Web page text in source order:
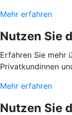
Mehr erfahren
Nutzen Sie
Erfahren Sie mehr
Privatkundinnen
Mehr erfahren
Nutzen Sie